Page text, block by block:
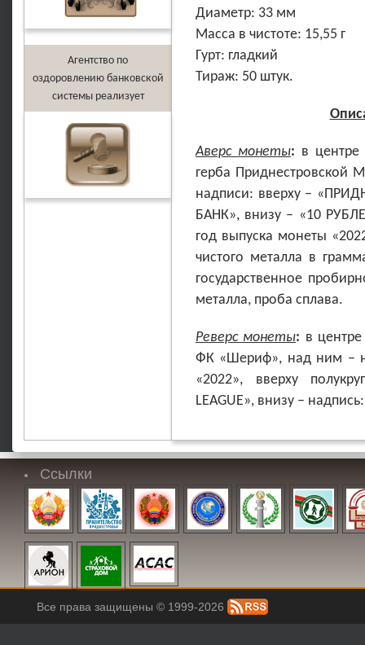
Агентство по
оздоровлению банковской
системы реализует
Диаметр: 33 мм
Масса в чистоте: 15,55 г
Гурт: гладкий
Тираж: 50 штук.
Аверс монеты: в центре
герба Приднестровской
надписи: вверху –
БАНК», внизу – «10
год выпуска монеты
чистого металла в
государственное
металла, проба сплава.
Реверс монеты: в
ФК «Шериф», над ним –
«2022», вверху
LEAGUE», внизу –
Ссылки
Все права защищены © 1999-2026